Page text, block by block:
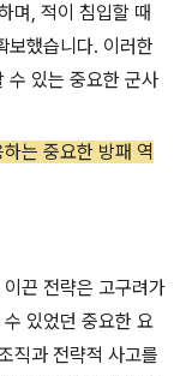
며, 적이 침입할 때
보했습니다. 이러한
수 있는 중요한 군사
는 중요한 방패 역
끈 전략은 고구려가
있었던 중요한 요
직과 전략적 사고를